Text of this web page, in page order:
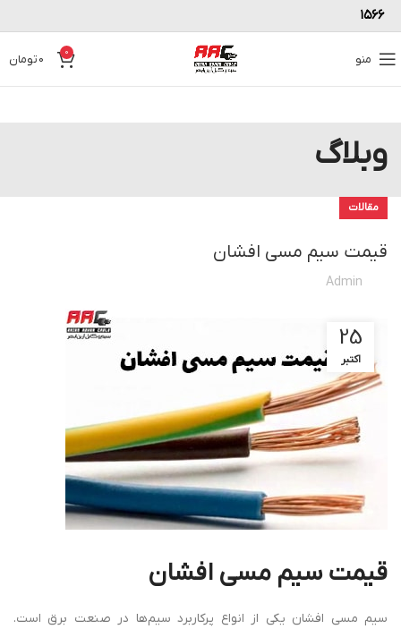
۱۵۶۶
منو 0
0تومان
وبلاگ
مقالات
قیمت سیم مسی افشان
Admin
25
اکتبر
قیمت سیم مسی افشان
سیم مسی افشان یکی از انواع پرکاربرد سیم‌ها در صنعت برق است.